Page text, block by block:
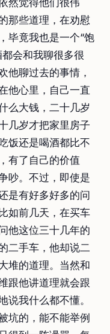
然觉得他们很伟
那些道理，在劝慰
毕竟我也是一个“饱
会和我聊很多很
他聊过去的事情，
他心里，自己一直
么大钱，二十几岁
几岁才把家里房子
饭还是喝酒都比不
有了自己的价值
吵。不过，即使是
是有好多好多的问
如前几天，在买车
他这位三十几年的
二手车，他却说二
堆的道理。当然和
跟他讲道理就会跟
说我什么都不懂。
坑的，能不能举例